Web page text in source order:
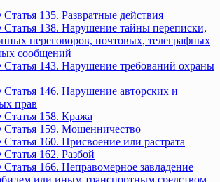
135. Развратные действия
138. Нарушение тайны переписки,
переговоров, почтовых, телеграфных
сообщений
143. Нарушение требований охраны
146. Нарушение авторских и
прав
158. Кража
159. Мошенничество
160. Присвоение или растрата
162. Разбой
166. Неправомерное завладение
или иным транспортным средством